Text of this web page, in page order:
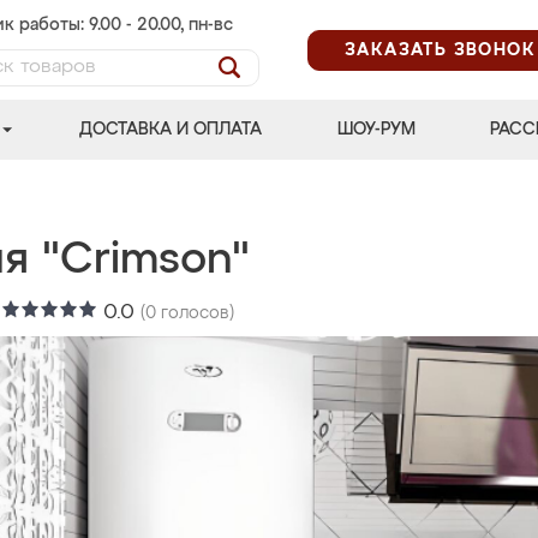
работы: 9.00 - 20.00, пн-вс
ЗАКАЗАТЬ ЗВОНОК
ДОСТАВКА И ОПЛАТА ШОУ-РУМ
"Crimson"
0.0 (0 голосов)